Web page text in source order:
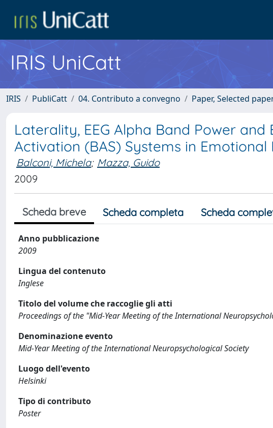
IRIS UniCatt
IRIS PubliCatt 04. Contributo a convegno Paper, Selected
Laterality, EEG Alpha Band Power
Activation (BAS) Systems in Emotional
Balconi, Michela; Mazza, Guido
2009
Scheda breve Scheda completa Scheda
Anno pubblicazione
2009
Lingua del contenuto
Inglese
Titolo del volume che raccoglie gli atti
Proceedings of the "Mid-Year Meeting of the International
Denominazione evento
Mid-Year Meeting of the International Neuropsychological Society
Luogo dell'evento
Helsinki
Tipo di contributo
Poster